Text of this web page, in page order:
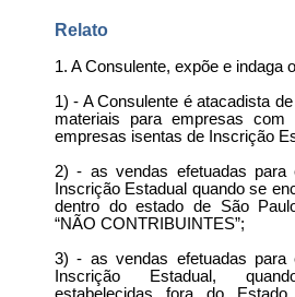
Relato
1. A Consulente, expõe e indaga
1) - A Consulente é atacadista
materiais para empresas com
empresas isentas de Inscrição
2) - as vendas efetuadas para
Inscrição Estadual quando se
dentro do estado de São
“NÃO CONTRIBUINTES”;
3) - as vendas efetuadas para
Inscrição Estadual,